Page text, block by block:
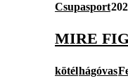
Csupasport
MIRE
kötélhágóvas